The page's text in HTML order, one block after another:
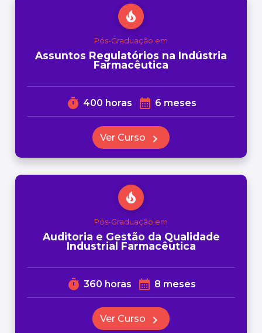
local_fire_department
Pós-Graduação em
Assuntos Regulatórios na Indústria
Farmacêutica
timer 400 horas calendar_month 6 meses
Ver Curso chevron_right
local_fire_department
Pós-Graduação em
Auditoria e Gestão da Qualidade
Industrial Farmacêutica
timer 360 horas calendar_month 8 meses
Ver Curso chevron_right